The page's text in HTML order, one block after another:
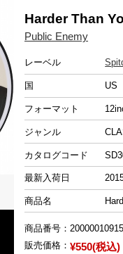
Harder Than
Public Enemy
レーベル
国 US
フォーマット
ジャンル
カタログコード
最新入荷日
商品名
商品番号：
販売価格： ¥550(税込)